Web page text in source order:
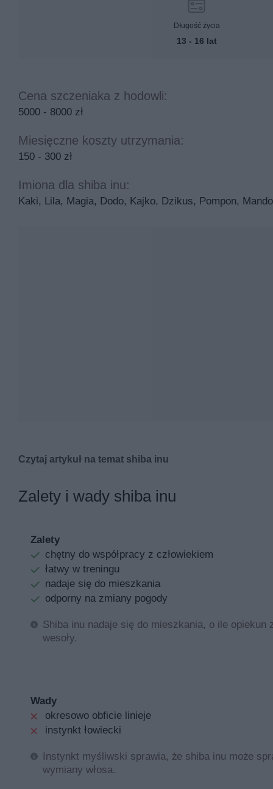
Długość życia
13 - 16 lat
Cena szczeniaka z hodowli:
5000 - 8000 zł
Miesięczne koszty utrzymania:
150 - 300 zł
Imiona dla shiba inu:
Kaki, Lila, Magia, Dodo, Kajko, Dzikus, Pompon,
Czytaj artykuł na temat shiba inu
Shiba inu - wszystko, co warto
początkujących miłośników czworonogów.
opiszemy wygląd oraz usposobienie rasy.
Shiba inu – japońskie psy z
Charakterystyka rasy shiba inu
pomnika natury.
Warto także wiedzieć, iż w języku japońskim shiba inu
zbudowanego samca wynosi 8 do 11 kilogramów.
mierzyć około 33 do 41 cm.
Zalety i wady shiba inu
Zalety
chętny do współpracy z człowiekiem
łatwy w treningu
nadaje się do mieszkania
odporny na zmiany pogody
Shiba inu nadaje się do mieszkania, o ile
wesoły.
Wady
okresowo obficie linieje
instynkt łowiecki
Instynkt myśliwski sprawia, że shiba inu może
wymiany włosa.